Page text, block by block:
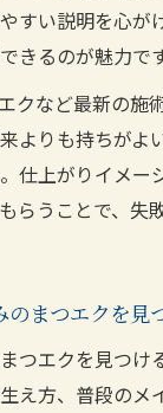
つエクとパーマの
高知市で叶える
まつエクとパー
つエクで自分に
高知市で似合う
すい説明を心が
きるのが魅力です
クなど最新の施
よりも持ちがよ
仕上がりイメー
らうことで、失
のまつエクを見
つエクを見つけ
え方、普段のメ